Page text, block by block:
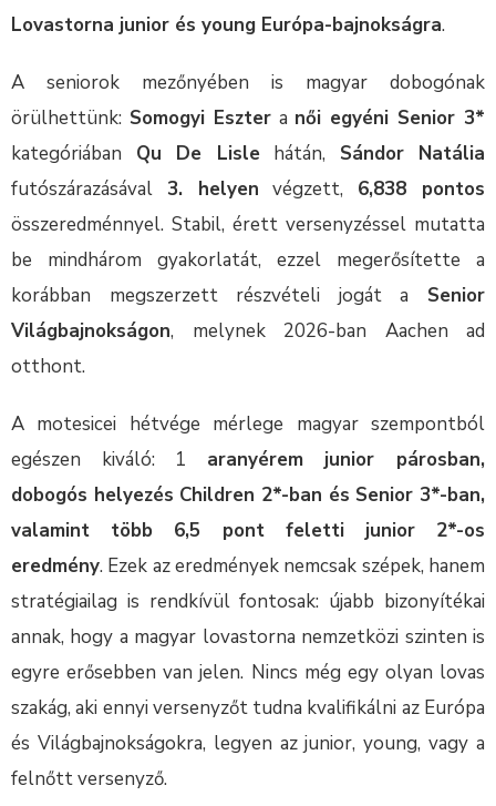
Lovastorna junior és young Európa-bajnokságra.
A seniorok mezőnyében is magyar dobogónak
örülhettünk: Somogyi Esztera női egyéni Senior 3*
kategóriában Qu De Lislehátán, Sándor Natália
futószárazásával 3. helyen végzett, 6,838 pontos
összeredménnyel. Stabil, érett versenyzéssel mutatta
be mindhárom gyakorlatát, ezzel megerősítette a
korábban megszerzett részvételi jogát a Senior
Világbajnokságon, melynek 2026-ban Aachen ad
otthont.
A motesicei hétvége mérlege magyar szempontból
egészen kiváló: 1 aranyérem junior párosban,
dobogós helyezés Children 2*-ban és Senior 3*-ban,
valamint több 6,5 pont feletti junior 2*-os
eredmény. Ezek az eredmények nemcsak szépek, hanem
stratégiailag is rendkívül fontosak: újabb bizonyítékai
annak, hogy a magyar lovastorna nemzetközi szinten is
egyre erősebben van jelen. Nincs még egy olyan lovas
szakág, aki ennyi versenyzőt tudna kvalifikálni az Európa
és Világbajnokságokra, legyen az junior, young, vagy a
felnőtt versenyző.